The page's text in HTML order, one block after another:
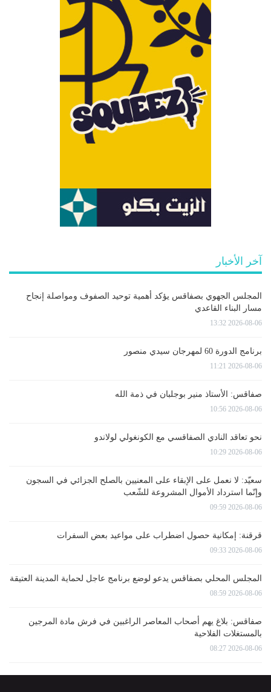
آخر الأخبار
المجلس الجهوي بصفاقس يؤكد أهمية توحيد الصفوف ومواصلة إنجاح
مسار البناء القاعدي
2026-08-06 13:32
برنامج الدورة 60 لمهرجان سيدي منصور
2026-08-06 11:21
صفاقس: الأستاذ منير بوجلبان في ذمة الله
2026-08-06 10:56
نحو تعاقد النادي الصفاقسي مع الكونغولي لولاندو
2026-08-06 10:29
سعيّد: لا نعمل على الإبقاء على المعنيين بالصلح الجزائي في السجون
وإنّما استرداد الأموال المشروعة للشّعب
2026-08-06 09:59
قرقنة: إمكانية حصول اضطراب على مواعيد بعض السفرات
2026-08-06 09:33
المجلس المحلي بصفاقس يدعو لوضع برنامج عاجل لحماية المدينة العتيقة
2026-08-06 08:59
صفاقس: بلاغ يهم أصحاب المعاصر الراغبين في فرش مادة المرجين
بالمستغلات الفلاحية
2026-08-06 08:27